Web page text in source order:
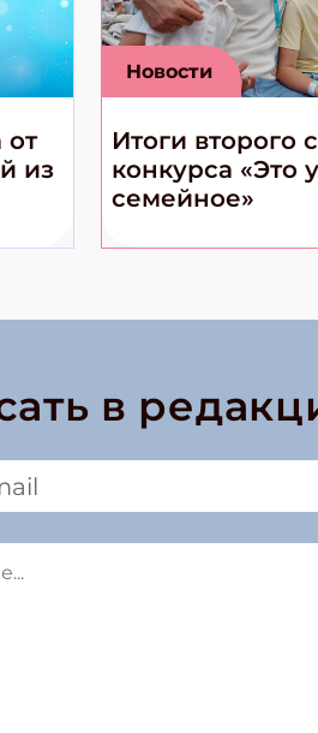
от
из
Новости
Итоги второго
конкурса «Это
семейное»
в